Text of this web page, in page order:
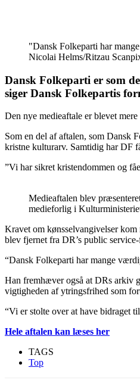
"Dansk Folkeparti har
Nicolai Helms/Ritzau
Dansk Folkeparti er som
siger Dansk Folkepartis
Den nye medieaftale er blevet
Som en del af aftalen, som Dansk
kristne kulturarv. Samtidig har DF
”Vi har sikret kristendommen og
Medieaftalen blev
medieforlig i
Kravet om kønsselvangivelser
blev fjernet fra DR’s public
“Dansk Folkeparti har mange
Han fremhæver også at DRs arkiv
vigtigheden af ytringsfrihed som
“Vi er stolte over at have bidraget
Hele aftalen kan læses her
TAGS
Top